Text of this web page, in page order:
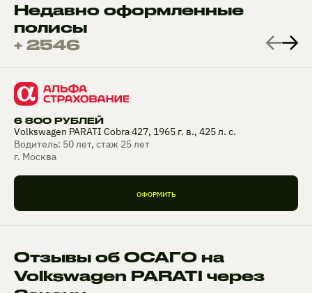
Недавно оформленные
полисы
+ 2546
6 800 РУБЛЕЙ
Volkswagen PARATI Cobra 427, 1965 г. в., 425 л. с.
Водитель: 50 лет, стаж 25 лет
г. Москва
ОФОРМИТЬ
Отзывы об ОСАГО на
Volkswagen PARATI через